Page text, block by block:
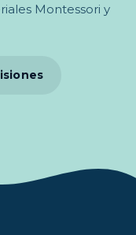
Montessori y